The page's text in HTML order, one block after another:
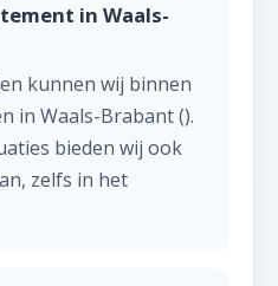
in Waals-
kunnen wij binnen
in Waals-Brabant ().
bieden wij ook
zelfs in het